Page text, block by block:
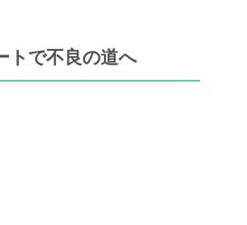
で不良の道へ